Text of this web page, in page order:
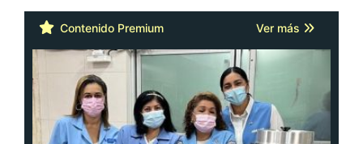
Contenido Premium Ver más